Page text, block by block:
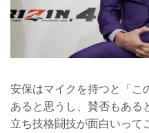
安保はマイクを持つと「こ
あると思うし、賛否もある
立ち技格闘技が面白いって